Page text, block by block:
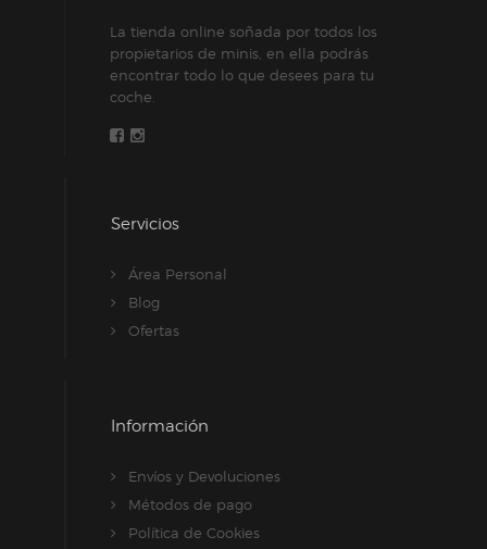
La tienda online soñada por todos los
propietarios de minis, en ella podrás
encontrar todo lo que desees para tu
coche.
Servicios
Área Personal
Blog
Ofertas
Información
Envíos y Devoluciones
Métodos de pago
Política de Cookies